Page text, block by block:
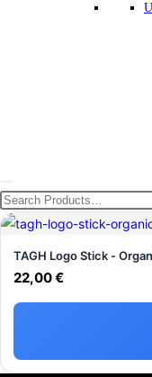
TAGH Logo Stick -
22,00€